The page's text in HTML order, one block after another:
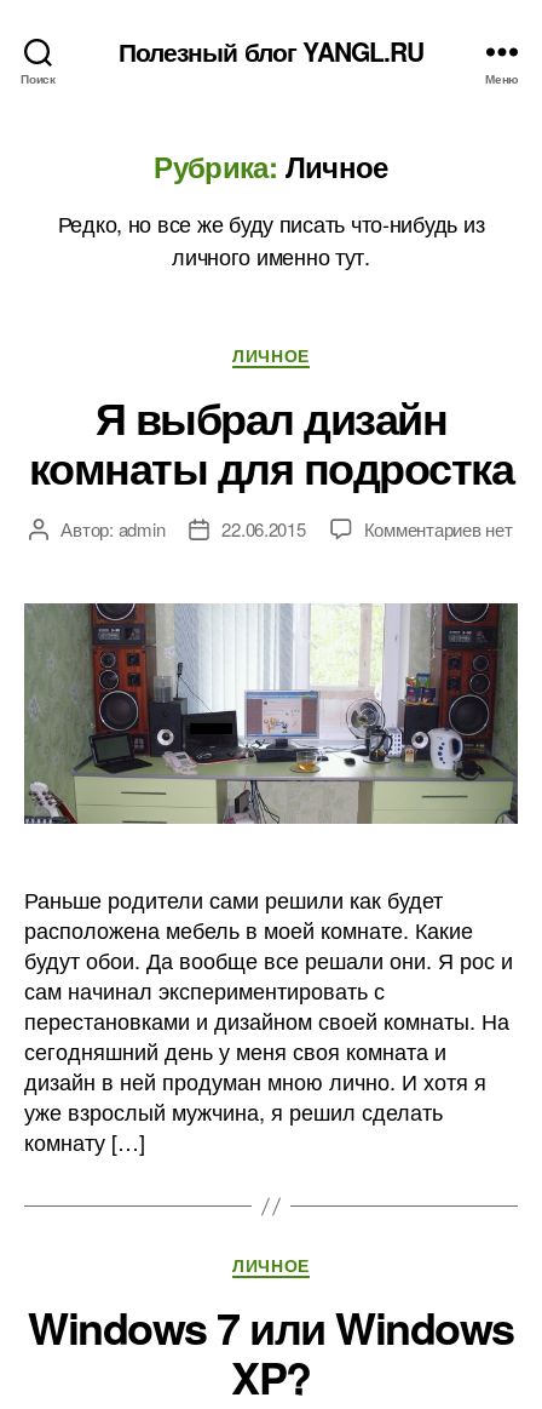
Поиск
Полезный блог YANGL.RU
Меню
Рубрика: Личное
Редко, но все же буду писать что-нибудь из
личного именно тут.
Рубрики
ЛИЧНОЕ
Я выбрал дизайн
комнаты для подростка
АвторАвтор: admin
Дата22.06.2015 Комментариевк
выбрал
дизайн
для
нет
Раньше родители сами решили как будет
расположена мебель в моей комнате. Какие
будут обои. Да вообще все решали они. Я рос и
сам начинал экспериментировать с
перестановками и дизайном своей комнаты. На
сегодняшний день у меня своя комната и
дизайн в ней продуман мною лично. И хотя я
уже взрослый мужчина, я решил сделать
комнату […]
Рубрики
ЛИЧНОЕ
Windows 7 или Windows
XP?